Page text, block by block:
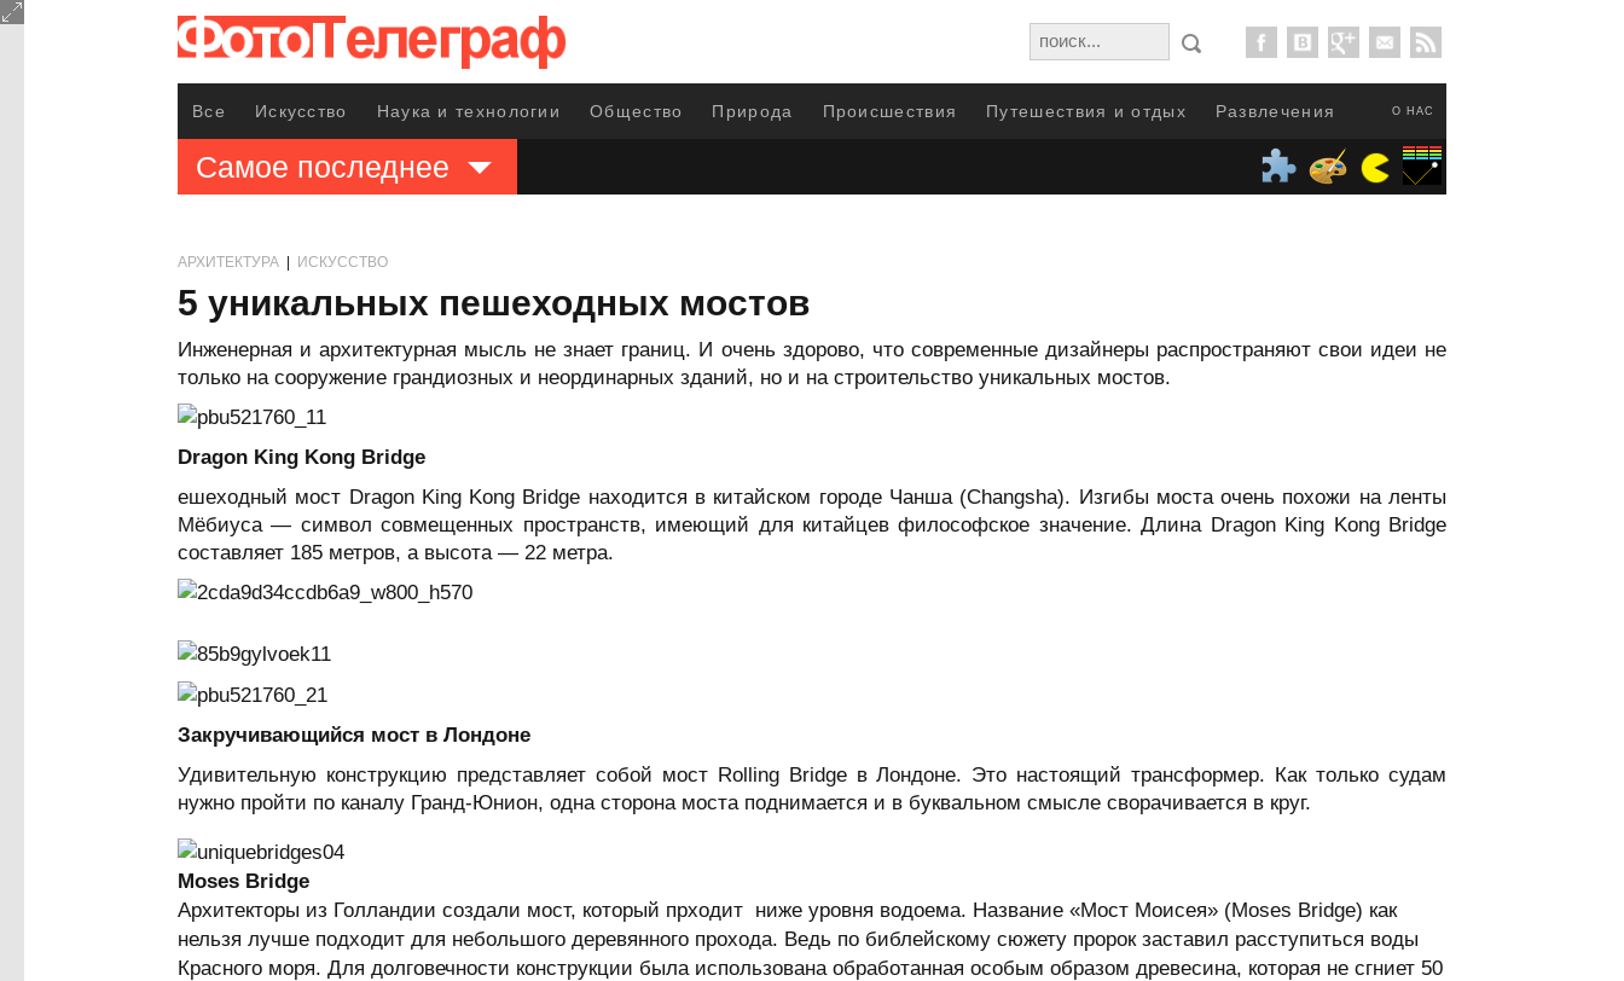
О НАС
Все Искусство Наука и технологии Общество Природа Происшествия Путешествия и отдых Развлечения
Самое последнее
АРХИТЕКТУРА ИСКУССТВО
5 уникальных пешеходных мостов
Инженерная и архитектурная мысль не знает границ. И очень здорово, что современные дизайнеры распространяют свои идеи не
только на сооружение грандиозных и неординарных зданий, но и на строительство уникальных мостов.
Dragon King Kong Bridge
ешеходный мост Dragon King Kong Bridge находится в китайском городе Чанша (Changsha). Изгибы моста очень похожи на ленты
Мёбиуса — символ совмещенных пространств, имеющий для китайцев философское значение. Длина Dragon King Kong Bridge
составляет 185 метров, а высота — 22 метра.
Закручивающийся мост в Лондоне
Удивительную конструкцию представляет собой мост Rolling Bridge в Лондоне. Это настоящий трансформер. Как только судам
нужно пройти по каналу Гранд-Юнион, одна сторона моста поднимается и в буквальном смысле сворачивается в круг.
Moses Bridge
Архитекторы из Голландии создали мост, который прходит ниже уровня водоема. Название «Мост Моисея» (Moses Bridge) как
нельзя лучше подходит для небольшого деревянного прохода. Ведь по библейскому сюжету пророк заставил расступиться воды
Красного моря. Для долговечности конструкции была использована обработанная особым образом древесина, которая не сгниет 50